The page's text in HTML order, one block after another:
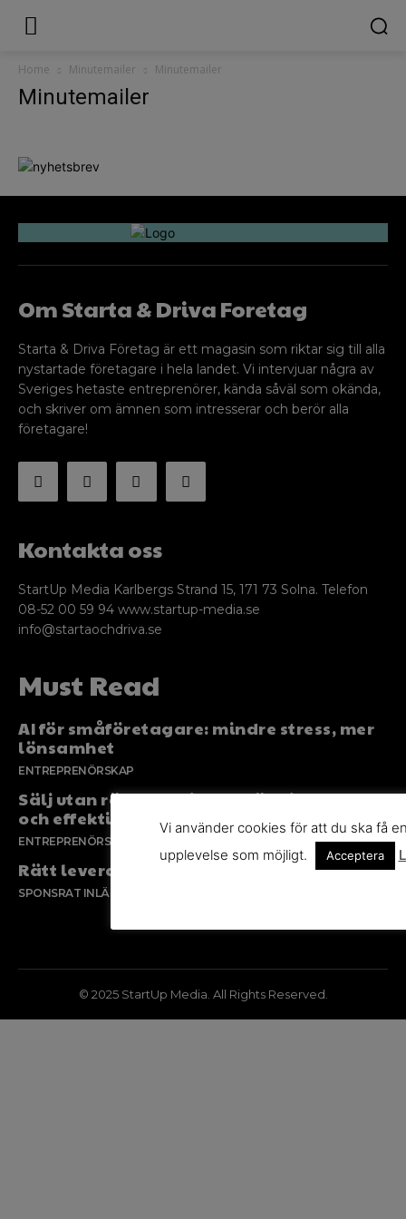
Home Minutemailer Minutemailer
Minutemailer
Om Starta & Driva Foretag
Starta & Driva Företag är ett magasin som riktar sig till alla
nystartade företagare i hela landet. Vi intervjuar några av
Sveriges hetaste entreprenörer, kända såväl som okända,
och skriver om ämnen som intresserar och berör alla
företagare!
Kontakta oss
StartUp Media Karlbergs Strand 15, 171 73 Solna. Telefon
08-52 00 59 94 www.startup-media.se
info@startaochdriva.se
Must Read
AI för småföretagare: mindre stress, mer
lönsamhet
ENTREPRENÖRSKAP
Sälj utan rädsla – Michels väg till trygg
och effektiv försäljning
ENTREPRENÖRSKAP
Rätt leverantör – viktigare än du tror
SPONSRAT INLÄGG
© 2025 StartUp Media. All Rights Reserved.
Vi använder cookies för att du ska få
upplevelse som möjligt.
Acceptera